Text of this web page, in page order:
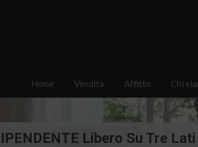
Home Vendita Affitto Chi
Libero Su Tre